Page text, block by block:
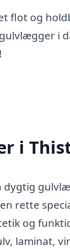
flot og
i
i
rette
og
laminat,